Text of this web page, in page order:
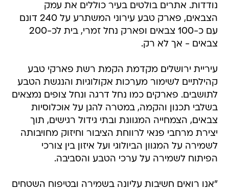
נודדות. אתרים בולטים בעיר כוללים את עמק
הצבאים, פארק טבע עירוני המשתרע על 240 דונם
עם כ-100 צבאים ופארק נחל זמרי, בית לכ-200
צבאים - אך לא רק.
עיריית ירושלים מקדמת הקמת רשת פארקי טבע
קהילתיים לשימור מערכות אקולוגיות והנגשת הטבע
לתושבים. פארקים כמו נחל דרגה ונחל צופים נמצאים
בשלבי תכנון והקמה, במטרה להגן על אוכלוסיות
צבאים, הצמחייה המגוונת ובתי גידול רגישים, תוך
יצירת מרחבי פנאי לרווחת הציבור וחיזוק מחויבותה
לשמירה על המגוון הביולוגי ועל איזון בין צורכי
הפיתוח לשמירה על ערכי הטבע והסביבה.
"אנו רואים חשיבות עליונה בשמירה ובטיפוח השטחים